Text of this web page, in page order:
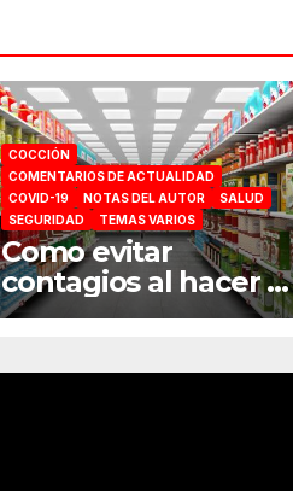
COCCIÓN
COMENTARIOS DE ACTUALIDAD
COVID-19
NOTAS DEL AUTOR
SALUD
SEGURIDAD
TEMAS VARIOS
Como evitar
contagios al hacer la
compra en el